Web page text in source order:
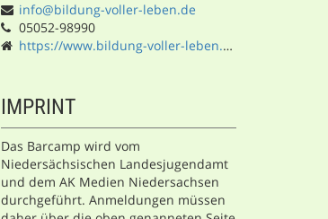
info@bildung-voller-leben.de
05052-98990
https://www.bildung-voller-leben.de/
IMPRINT
Das Barcamp wird vom
Niedersächsischen Landesjugendamt
und dem AK Medien Niedersachsen
durchgeführt. Anmeldungen müssen